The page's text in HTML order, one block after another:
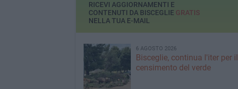
RICEVI AGGIORNAMENTI E
CONTENUTI DA BISCEGLIE GRATIS
NELLA TUA E-MAIL
6 AGOSTO 2026
Bisceglie, continua l'iter per il
censimento del verde